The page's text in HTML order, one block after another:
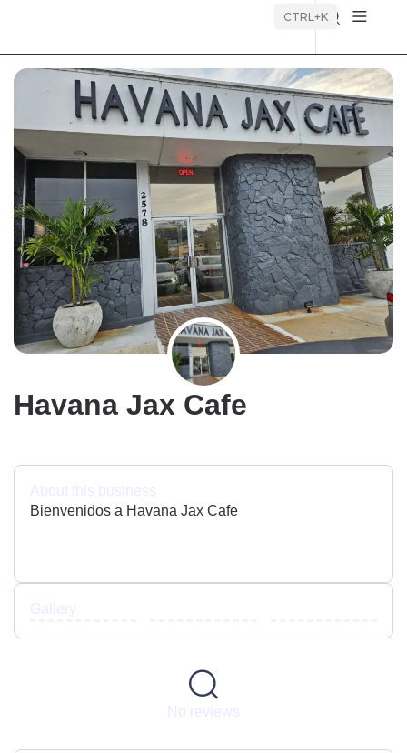
CTRL+K
Havana Jax Cafe
About this business
Bienvenidos a Havana Jax Cafe
Gallery
No reviews